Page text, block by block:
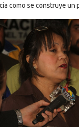
como se construye un